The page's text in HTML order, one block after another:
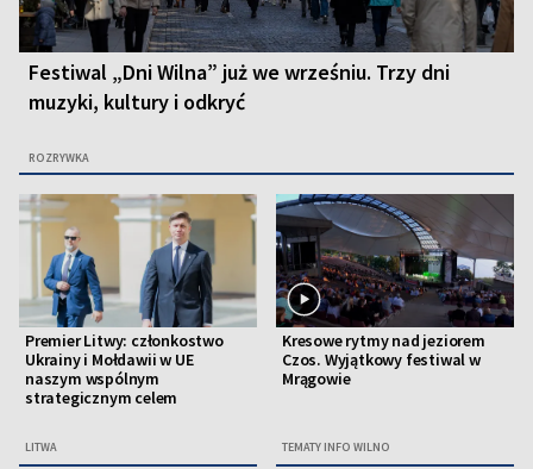
Festiwal „Dni Wilna” już we wrześniu. Trzy dni
muzyki, kultury i odkryć
ROZRYWKA
Premier Litwy: członkostwo
Ukrainy i Mołdawii w UE
naszym wspólnym
strategicznym celem
LITWA
Kresowe rytmy nad jeziorem
Czos. Wyjątkowy festiwal w
Mrągowie
TEMATY INFO WILNO